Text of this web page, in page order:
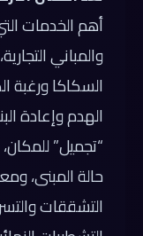
أهم الخدمات
والمباني
السكاكا ورغبة
الهدم وإعادة
“تجميل”
حالة المبنى،
التشققات